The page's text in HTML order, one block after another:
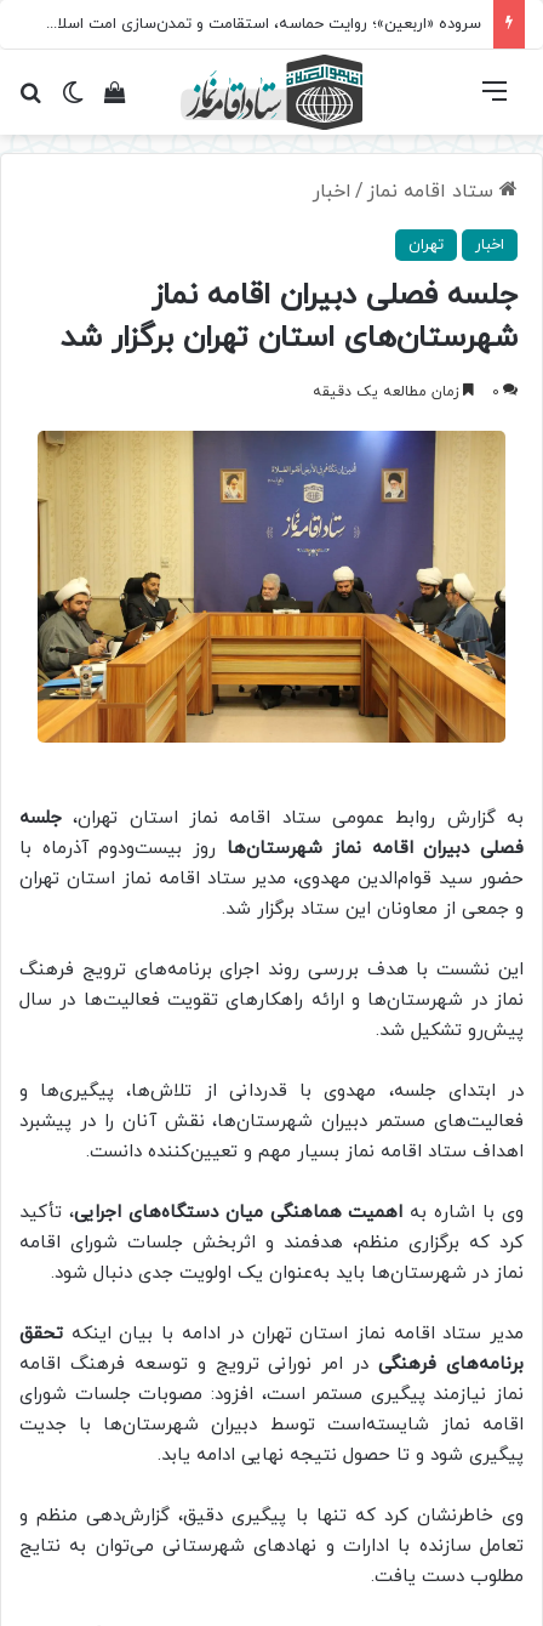
مسابقه سراسری «نماز؛ میراث کربلا» برگزار می‌شود
تغییرمشاهده فهرست
ستاد اقامه نماز / اخبار
اخبار تهران
جلسه فصلی دبیران اقامه نماز
شهرستان‌های استان تهران برگزار شد
0 زمان مطالعه یک دقیقه
به گزارش روابط عمومی ستاد اقامه نماز استان تهران، جلسه
فصلی دبیران اقامه نماز شهرستان‌ها روز بیست‌ودوم آذرماه با
حضور سید قوام‌الدین مهدوی، مدیر ستاد اقامه نماز استان تهران
و جمعی از معاونان این ستاد برگزار شد.
این نشست با هدف بررسی روند اجرای برنامه‌های ترویج فرهنگ
نماز در شهرستان‌ها و ارائه راهکارهای تقویت فعالیت‌ها در سال
پیش‌رو تشکیل شد.
در ابتدای جلسه، مهدوی با قدردانی از تلاش‌ها، پیگیری‌ها و
فعالیت‌های مستمر دبیران شهرستان‌ها، نقش آنان را در پیشبرد
اهداف ستاد اقامه نماز بسیار مهم و تعیین‌کننده دانست.
وی با اشاره به اهمیت هماهنگی میان دستگاه‌های اجرایی، تأکید
کرد که برگزاری منظم، هدفمند و اثربخش جلسات شورای اقامه
نماز در شهرستان‌ها باید به‌عنوان یک اولویت جدی دنبال شود.
مدیر ستاد اقامه نماز استان تهران در ادامه با بیان اینکه تحقق
برنامه‌های فرهنگیدر امر نورانی ترویج و توسعه فرهنگ اقامه
نماز نیازمند پیگیری مستمر است، افزود: مصوبات جلسات شورای
اقامه نماز شایسته‌است توسط دبیران شهرستان‌ها با جدیت
پیگیری شود و تا حصول نتیجه نهایی ادامه یابد.
وی خاطرنشان کرد که تنها با پیگیری دقیق، گزارش‌دهی منظم و
تعامل سازنده با ادارات و نهادهای شهرستانی می‌توان به نتایج
مطلوب دست یافت.